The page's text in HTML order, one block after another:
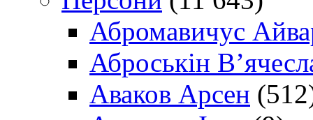
Абромавичус
Аброськін
Аваков Арсен